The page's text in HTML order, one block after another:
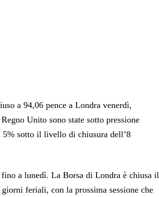
a 94,06 pence a Londra venerdì,
Unito sono state sotto pressione
sotto il livello di chiusura dell’8
a lunedì. La Borsa di Londra è chiusa il
feriali, con la prossima sessione che